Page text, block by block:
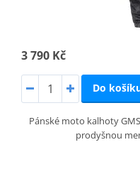
3 790 Kč
Do
Pánské moto kalhoty
prodyšnou